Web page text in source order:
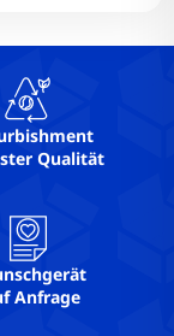
Qualität
Anfrage